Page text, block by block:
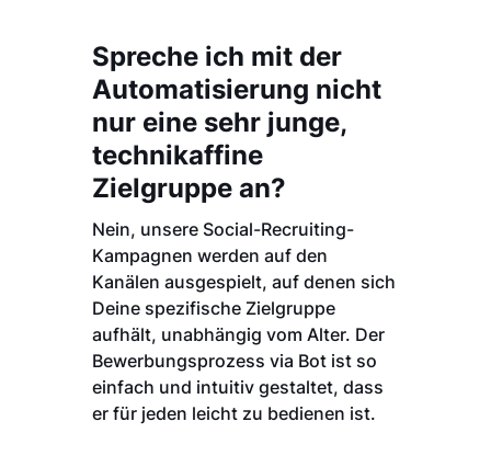
Spreche ich mit der
Automatisierung nicht
nur eine sehr junge,
technikaffine
Zielgruppe an?
Nein, unsere Social-Recruiting-
Kampagnen werden auf den
Kanälen ausgespielt, auf denen sich
Deine spezifische Zielgruppe
aufhält, unabhängig vom Alter. Der
Bewerbungsprozess via Bot ist so
einfach und intuitiv gestaltet, dass
er für jeden leicht zu bedienen ist.